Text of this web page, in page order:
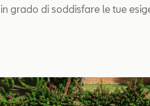
grado di soddisfare le tue